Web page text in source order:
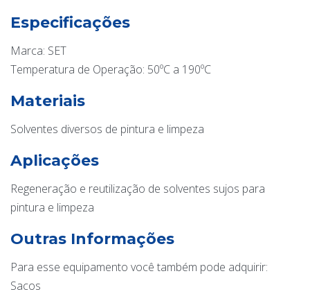
Especificações
Marca: SET
Temperatura de Operação: 50ºC a 190ºC
Materiais
Solventes diversos de pintura e limpeza
Aplicações
Regeneração e reutilização de solventes sujos para
pintura e limpeza
Outras Informações
Para esse equipamento você também pode adquirir:
Sacos